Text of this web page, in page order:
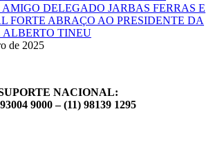
DELEGADO JARBAS FERRAS E
FORTE ABRAÇO AO PRESIDENTE DA
ALBERTO TINEU
de 2025
NACIONAL:
9000 – (11) 98139 1295